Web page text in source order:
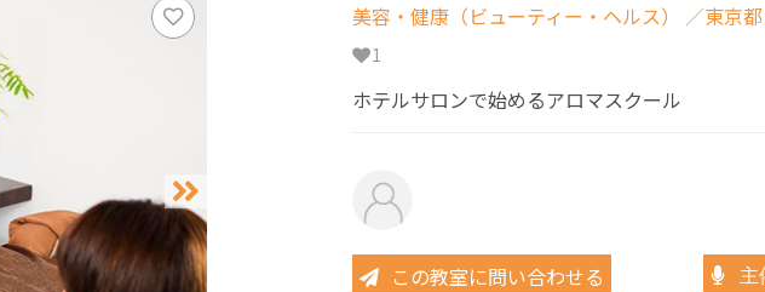
美容・健康（ビューティー・ヘルス） ／東京
1
ホテルサロンで始めるアロマスクール
この教室に問い合わせる 主